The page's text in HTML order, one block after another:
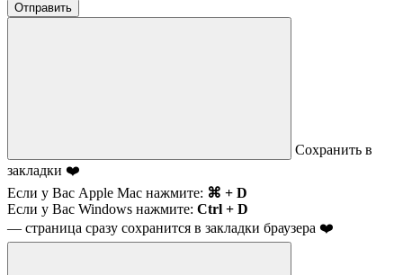
Отправить
Сохранить в
закладки ❤️
Если у Вас Apple Mac нажмите: ⌘ + D
Если у Вас Windows нажмите: Ctrl + D
— страница сразу сохранится в закладки браузера ❤️